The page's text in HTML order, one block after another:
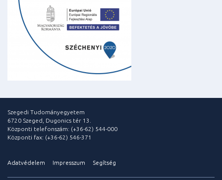
Szegedi Tudományegyetem
6720 Szeged, Dugonics tér 13.
Központi telefonszám: (+36-62) 544-000
Központi fax: (+36-62) 546-371
Adatvédelem Impresszum Segítség